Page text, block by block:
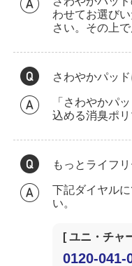
わせてお選び
さい。その上
さわやかパッ
「さわやかパ
込める消臭ポ
もっとライフ
下記ダイヤル
い。
[ ユニ・チャ
0120-041-